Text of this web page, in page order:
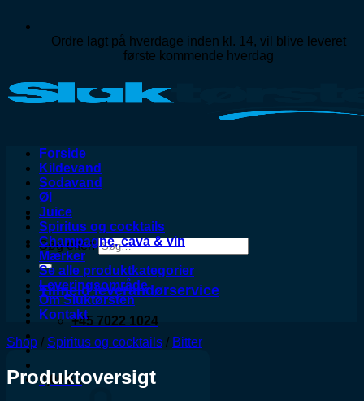
Ordre lagt på hverdage inden kl. 14, vil blive leveret
første kommende hverdag
Søg efter:
Tilmeld leverandørservice
+45 7022 1024
0,00 kr.
Forside
Kildevand
Sodavand
Øl
Juice
Spiritus og cocktails
Champagne, cava & vin
Mærker
Se alle produktkategorier
Leveringsområde
Om Sluktørsten
Kontakt
Shop / Spiritus og cocktails / Bitter
Produktoversigt